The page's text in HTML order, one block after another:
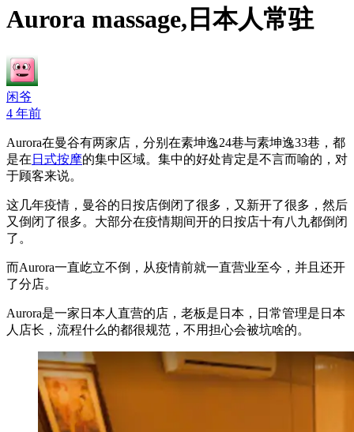
Aurora massage,日本人常驻
闲爷
4 年前
Aurora在曼谷有两家店，分别在素坤逸24巷与素坤逸33巷，都
是在 日式按摩的集中区域。集中的好处肯定是不言而喻的，对
于顾客来说。
这几年疫情，曼谷的日按店倒闭了很多，又新开了很多，然后
又倒闭了很多。大部分在疫情期间开的日按店十有八九都倒闭
了。
而Aurora一直屹立不倒，从疫情前就一直营业至今，并且还开
了分店。
Aurora是一家日本人直营的店，老板是日本，日常管理是日本
人店长，流程什么的都很规范，不用担心会被坑啥的。